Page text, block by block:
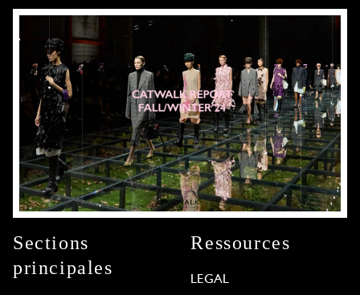
Sections
principales
Ressources
LEGAL